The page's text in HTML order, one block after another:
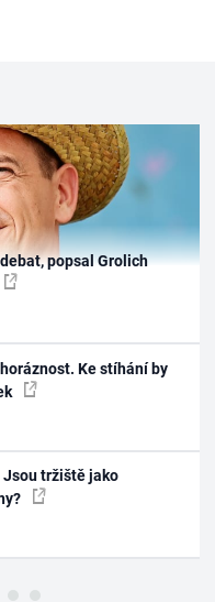
popsal Grolich
Ke stíhání by
Jsou tržiště jako